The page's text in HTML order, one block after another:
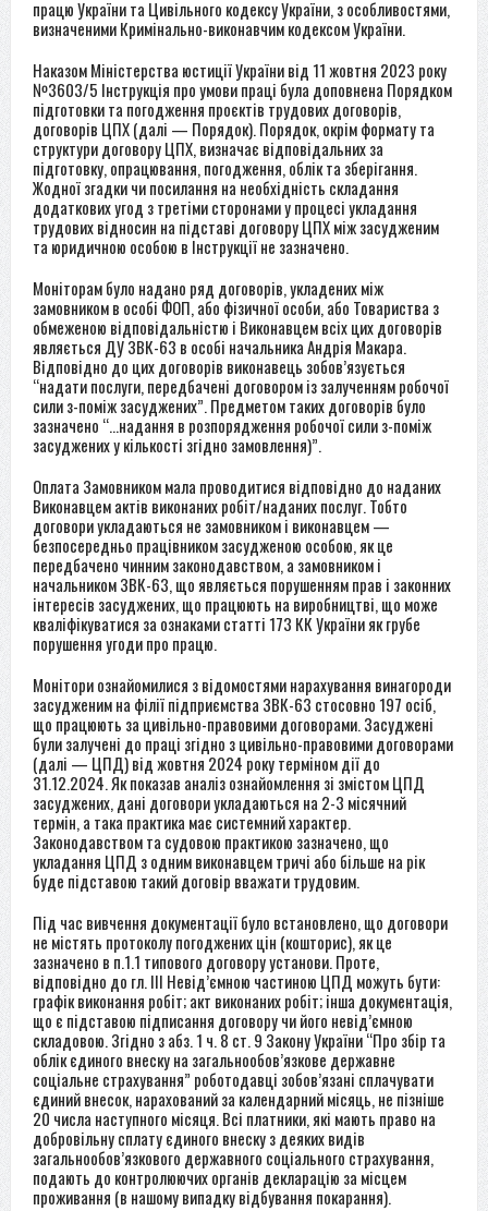
працю України та Цивільного кодексу України, з особливостями,
визначеними Кримінально-виконавчим кодексом України.
Наказом Міністерства юстиції України від 11 жовтня 2023 року
№3603/5 Інструкція про умови праці була доповнена Порядком
підготовки та погодження проєктів трудових договорів,
договорів ЦПХ (далі — Порядок). Порядок, окрім формату та
структури договору ЦПХ, визначає відповідальних за
підготовку, опрацювання, погодження, облік та зберігання.
Жодної згадки чи посилання на необхідність складання
додаткових угод з третіми сторонами у процесі укладання
трудових відносин на підставі договору ЦПХ між засудженим
та юридичною особою в Інструкції не зазначено.
Моніторам було надано ряд договорів, укладених між
замовником в особі ФОП, або фізичної особи, або Товариства з
обмеженою відповідальністю і Виконавцем всіх цих договорів
являється ДУ ЗВК-63 в особі начальника Андрія Макара.
Відповідно до цих договорів виконавець зобов’язується
“надати послуги, передбачені договором із залученням робочої
сили з-поміж засуджених”. Предметом таких договорів було
зазначено “…надання в розпорядження робочої сили з-поміж
засуджених у кількості згідно замовлення)”.
Оплата Замовником мала проводитися відповідно до наданих
Виконавцем актів виконаних робіт/наданих послуг. Тобто
договори укладаються не замовником і виконавцем —
безпосередньо працівником засудженою особою, як це
передбачено чинним законодавством, а замовником і
начальником ЗВК-63, що являється порушенням прав і законних
інтересів засуджених, що працюють на виробництві, що може
кваліфікуватися за ознаками статті 173 КК України як грубе
порушення угоди про працю.
Монітори ознайомилися з відомостями нарахування винагороди
засудженим на філії підприємства ЗВК-63 стосовно 197 осіб,
що працюють за цивільно-правовими договорами. Засуджені
були залучені до праці згідно з цивільно-правовими договорами
(далі — ЦПД) від жовтня 2024 року терміном дії до
31.12.2024. Як показав аналіз ознайомлення зі змістом ЦПД
засуджених, дані договори укладаються на 2-3 місячний
термін, а така практика має системний характер.
Законодавством та судовою практикою зазначено, що
укладання ЦПД з одним виконавцем тричі або більше на рік
буде підставою такий договір вважати трудовим.
Під час вивчення документації було встановлено, що договори
не містять протоколу погоджених цін (кошторис), як це
зазначено в п.1.1 типового договору установи. Проте,
відповідно до гл. III Невід’ємною частиною ЦПД можуть бути:
графік виконання робіт; акт виконаних робіт; інша документація,
що є підставою підписання договору чи його невід’ємною
складовою. Згідно з абз. 1 ч. 8 ст. 9 Закону України “Про збір та
облік єдиного внеску на загальнообов’язкове державне
соціальне страхування” роботодавці зобов’язані сплачувати
єдиний внесок, нарахований за календарний місяць, не пізніше
20 числа наступного місяця. Всі платники, які мають право на
добровільну сплату єдиного внеску з деяких видів
загальнообов’язкового державного соціального страхування,
подають до контролюючих органів декларацію за місцем
проживання (в нашому випадку відбування покарання).